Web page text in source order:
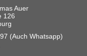
Auer
126
(Auch Whatsapp)